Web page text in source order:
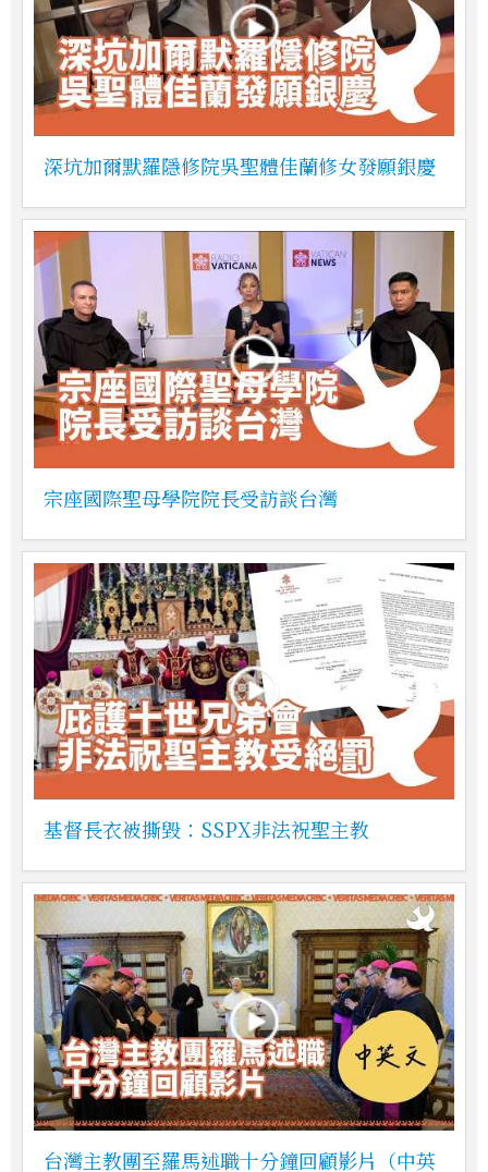
深坑加爾默羅隱修院吳聖體佳蘭修女發願銀慶
宗座國際聖母學院院長受訪談台灣
基督長衣被撕毀：SSPX非法祝聖主教
台灣主教團至羅馬述職十分鐘回顧影片（中英